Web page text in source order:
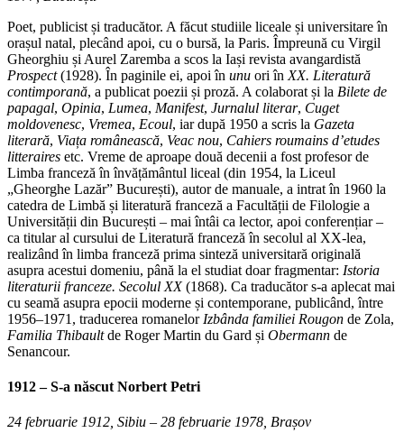
Poet, publicist și traducător. A făcut studiile liceale și universitare în
orașul natal, plecând apoi, cu o bursă, la Paris. Împreună cu Virgil
Gheorghiu și Aurel Zaremba a scos la Iași revista avangardistă
Prospect(1928). În paginile ei, apoi în unu ori în XX. Literatură
contimporană, a publicat poezii și proză. A colaborat și la Bilete de
papagal, Opinia, Lumea, Manifest, Jurnalul literar, Cuget
moldovenesc, Vremea, Ecoul, iar după 1950 a scris la Gazeta
literară, Viața românească, Veac nou, Cahiers roumains d’etudes
litteraires etc. Vreme de aproape două decenii a fost profesor de
Limba franceză în învățământul liceal (din 1954, la Liceul
„Gheorghe Lazăr” București), autor de manuale, a intrat în 1960 la
catedra de Limbă și literatură franceză a Facultății de Filologie a
Universității din București – mai întâi ca lector, apoi conferențiar –
ca titular al cursului de Literatură franceză în secolul al XX-lea,
realizând în limba franceză prima sinteză universitară originală
asupra acestui domeniu, până la el studiat doar fragmentar: Istoria
literaturii franceze. Secolul XX(1868). Ca traducător s-a aplecat mai
cu seamă asupra epocii moderne și contemporane, publicând, între
1956–1971, traducerea romanelor Izbânda familiei Rougon de Zola,
Familia Thibaultde Roger Martin du Gard și Obermann de
Senancour.
1912 – S-a născut Norbert Petri
24 februarie 1912, Sibiu – 28 februarie 1978, Brașov